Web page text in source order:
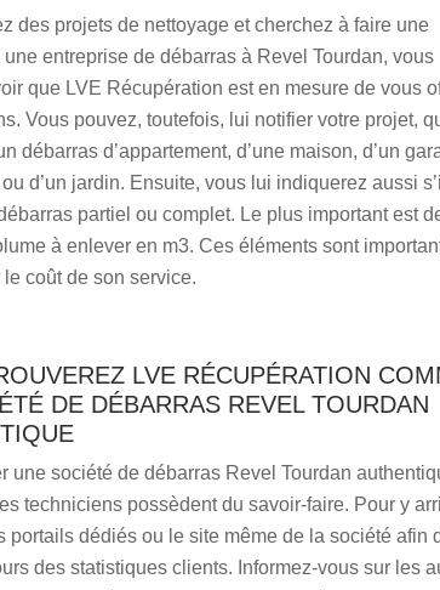
des projets de nettoyage et cherchez à faire une
entreprise de débarras à Revel Tourdan, vous
que LVE Récupération est en mesure de vous
Vous pouvez, toutefois, lui notifier votre projet,
débarras d’appartement, d’une maison, d’un
d’un jardin. Ensuite, vous lui indiquerez aussi s’il
débarras partiel ou complet. Le plus important est
à enlever en m3. Ces éléments sont
coût de son service.
LVE RÉCUPÉRATION
DE DÉBARRAS REVEL TOURDAN
une société de débarras Revel Tourdan
techniciens possèdent du savoir-faire. Pour y
portails dédiés ou le site même de la société afin
des statistiques clients. Informez-vous sur les